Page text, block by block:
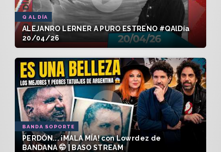
Q AL DÍA
ALEJANRO LERNER A PURO ESTRENO #QAlDía
20/04/26
BANDA SOPORTE
PERDÓN... ¡MALA MÍA! con Lowrdez de
BANDANA 🤭 | BASO STREAM